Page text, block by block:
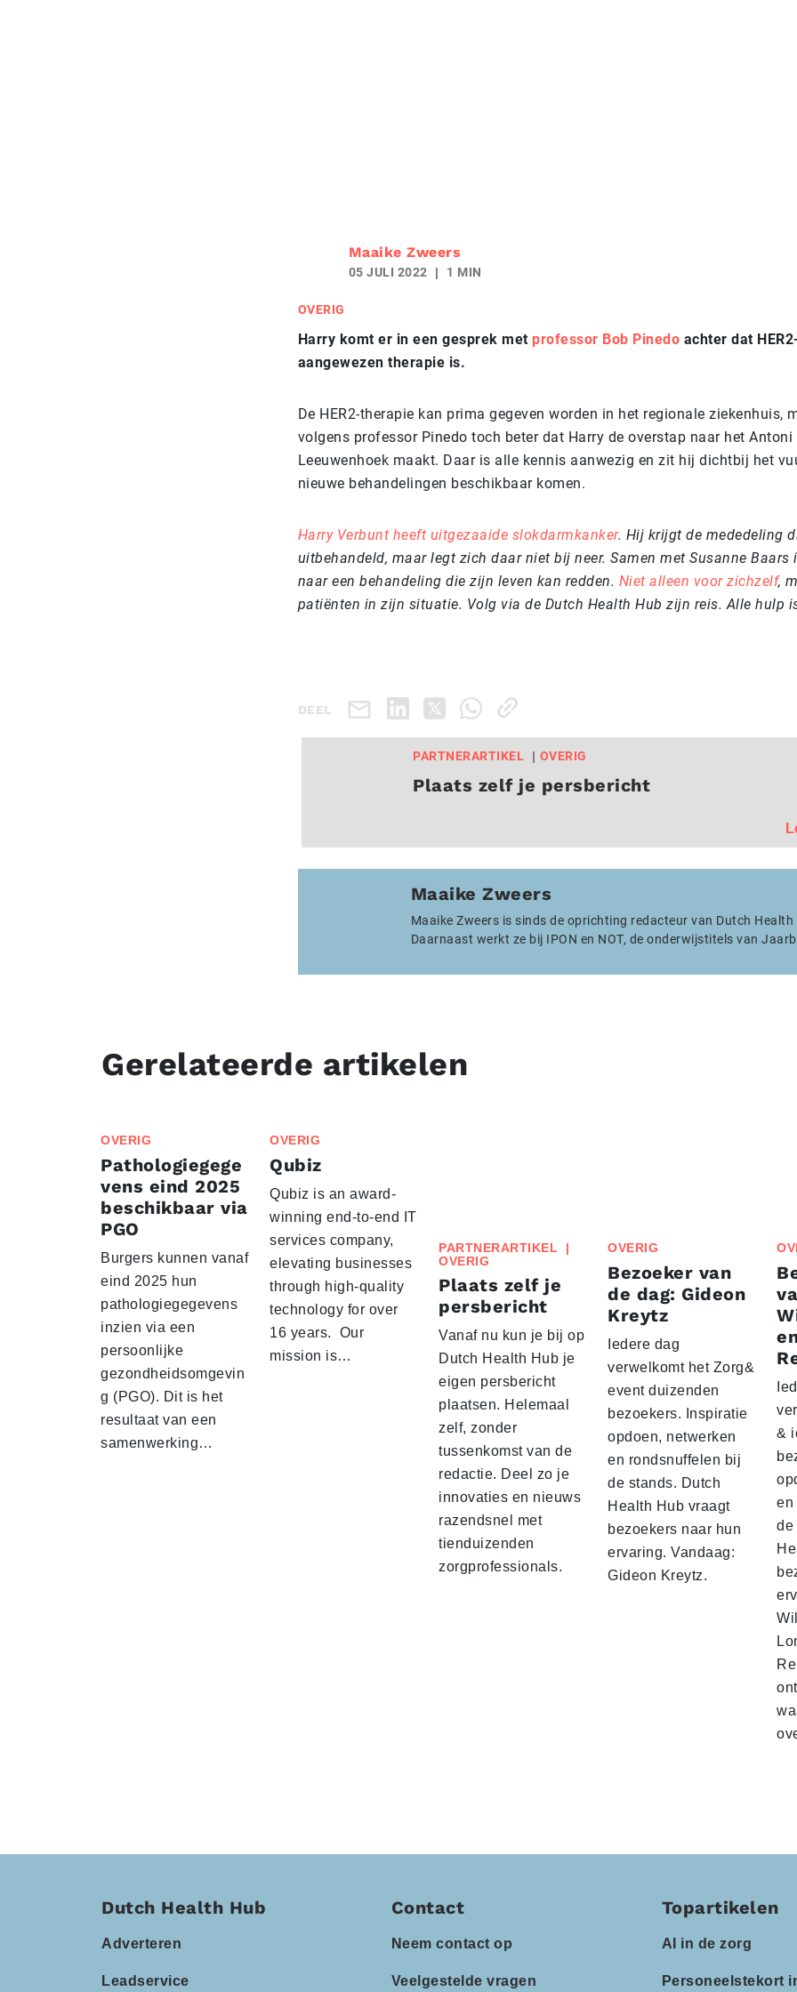
Maaike Zweers
05 JULI 2022 1 MIN
OVERIG
Harry komt er in een gesprek met professor Bob Pinedo achter dat
aangewezen therapie is.
De HER2-therapie kan prima gegeven worden in het regionale ziekenhuis,
volgens professor Pinedo toch beter dat Harry de overstap naar het Antoni
Leeuwenhoek maakt. Daar is alle kennis aanwezig en zit hij dichtbij het
nieuwe behandelingen beschikbaar komen.
Harry Verbunt heeft uitgezaaide slokdarmkanker. Hij krijgt de mededeling
uitbehandeld, maar legt zich daar niet bij neer. Samen met Susanne Baars
naar een behandeling die zijn leven kan redden. Niet alleen voor zichzelf,
patiënten in zijn situatie. Volg via de Dutch Health Hub zijn reis. Alle hulp
DEEL
PARTNERARTIKEL OVERIG
Plaats zelf je persbericht
Maaike Zweers
Maaike Zweers is sinds de oprichting redacteur van Dutch Health
Daarnaast werkt ze bij IPON en NOT, de onderwijstitels van
Gerelateerde artikelen
OVERIG
Pathologiegege
vens eind 2025
beschikbaar via
PGO
Burgers kunnen vanaf
eind 2025 hun
pathologiegegevens
inzien via een
persoonlijke
gezondheidsomgevin
g (PGO). Dit is het
resultaat van een
samenwerking…
OVERIG
Qubiz
Qubiz is an award-
winning end-to-end IT
services company,
elevating businesses
through high-quality
technology for over
16 years. Our
mission is…
PARTNERARTIKEL
|
OVERIG
Plaats zelf je
persbericht
Vanaf nu kun je bij op
Dutch Health Hub je
eigen persbericht
plaatsen. Helemaal
zelf, zonder
tussenkomst van de
redactie. Deel zo je
innovaties en nieuws
razendsnel met
tienduizenden
zorgprofessionals.
OVERIG
Bezoeker van
de dag: Gideon
Kreytz
Iedere dag
verwelkomt het Zorg&
event duizenden
bezoekers. Inspiratie
opdoen, netwerken
en rondsnuffelen bij
de stands. Dutch
Health Hub vraagt
bezoekers naar hun
ervaring. Vandaag:
Gideon Kreytz.
&
en
de
Dutch Health Hub
Adverteren
Leadservice
Contact
Neem contact op
Veelgestelde vragen
Topartikelen
AI in de zorg
Personeelstekort